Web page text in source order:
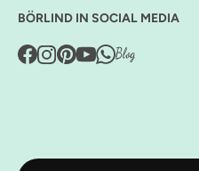
BÖRLIND IN SOCIAL MEDIA